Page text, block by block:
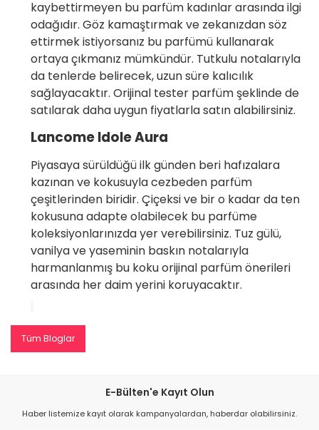
kaybettirmeyen bu parfüm kadınlar arasında ilgi
odağıdır. Göz kamaştırmak ve zekanızdan söz
ettirmek istiyorsanız bu parfümü kullanarak
ortaya çıkmanız mümkündür. Tutkulu notalarıyla
da tenlerde belirecek, uzun süre kalıcılık
sağlayacaktır. Orijinal tester parfüm şeklinde de
satılarak daha uygun fiyatlarla satın alabilirsiniz.
Lancome Idole Aura
Piyasaya sürüldüğü ilk günden beri hafızalara
kazınan ve kokusuyla cezbeden parfüm
çeşitlerinden biridir. Çiçeksi ve bir o kadar da ten
kokusuna adapte olabilecek bu parfüme
koleksiyonlarınızda yer verebilirsiniz. Tuz gülü,
vanilya ve yaseminin baskın notalarıyla
harmanlanmış bu koku orijinal parfüm önerileri
arasında her daim yerini koruyacaktır.
Tüm Bloglar
E-Bülten'e Kayıt Olun
Haber listemize kayıt olarak kampanyalardan, haberdar olabilirsiniz.